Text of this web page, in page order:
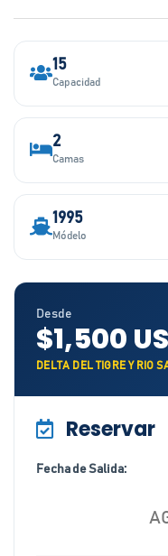
15
Capacidad
2
Camas
1995
Módelo
Desde
$1,500
DELTA DEL TIGRE Y RIO
Reservar
Fecha de Salida: